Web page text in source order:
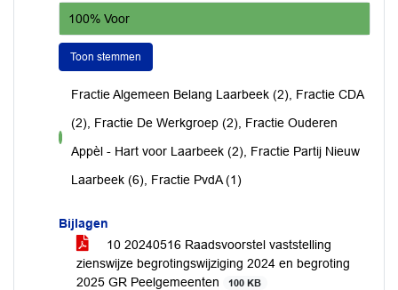
100% Voor
Toon stemmen
voor
Fractie Algemeen Belang Laarbeek (2), Fractie CDA
(2), Fractie De Werkgroep (2), Fractie Ouderen
Appèl - Hart voor Laarbeek (2), Fractie Partij Nieuw
Laarbeek (6), Fractie PvdA (1)
Bijlagen
10 20240516 Raadsvoorstel vaststelling
zienswijze begrotingswijziging 2024 en begroting
2025 GR Peelgemeenten
100 KB